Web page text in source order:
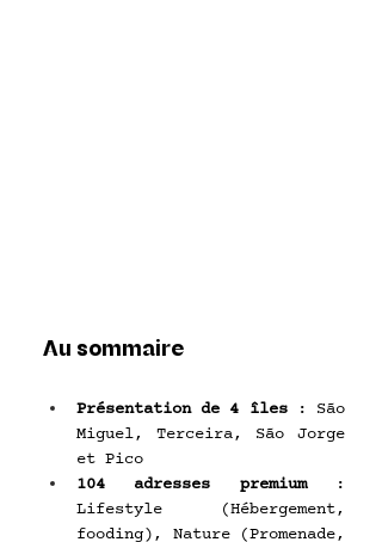
Au sommaire
Présentation de 4 îles : São
Miguel, Terceira, São Jorge
et Pico
104 adresses premium
Lifestyle
(Hébergement,
fooding), Nature (Promenade,